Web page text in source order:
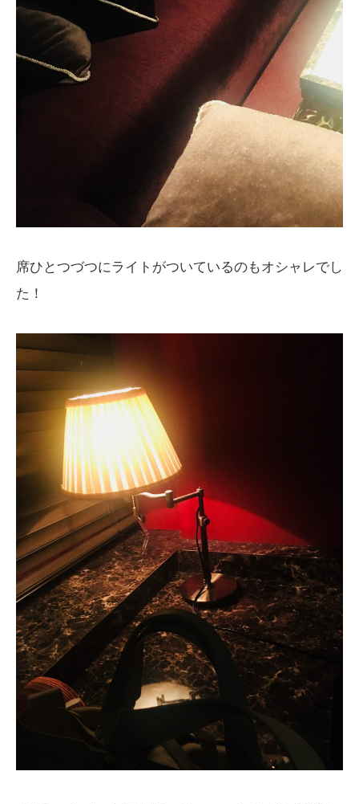
席ひとつづつにライトがついているのもオシャレでし
た！